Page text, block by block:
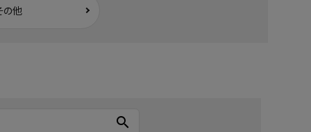
の他
search